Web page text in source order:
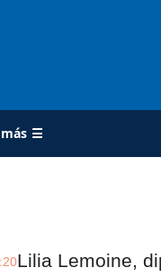
más ☰
sobre la agencia
Lilia Lemoine,